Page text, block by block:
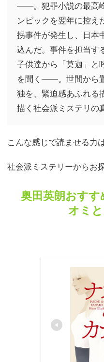
――。犯罪小説の最高
ンピックを翌年に控え
拐事件が発生し、日本
込んだ。事件を担当す
子供達から「莫迦」と
を聞く――。世間から
独を、緊迫感あふれる
描く社会派ミステリの
こんな感じで読ませる力
社会派ミステリーからお
奥田英朗おすす
オミと